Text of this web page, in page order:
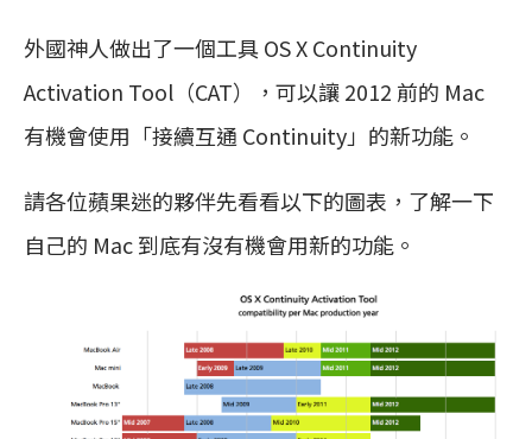
外國神人做出了一個工具 OS X Continuity
Activation Tool（CAT），可以讓 2012 前的 Mac
有機會使用「接續互通 Continuity」的新功能。
請各位蘋果迷的夥伴先看看以下的圖表，了解一下
自己的 Mac 到底有沒有機會用新的功能。